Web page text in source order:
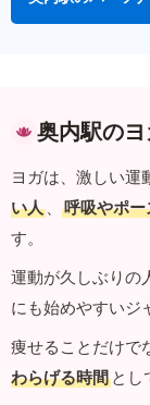
奥内駅の
ヨガは、激しい運
い人 、 呼吸やポ
す。
運動が久しぶりの
にも始めやすいジ
痩せることだけで
わらげる時間 とし